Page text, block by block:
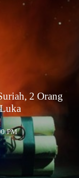
2 Orang
PM